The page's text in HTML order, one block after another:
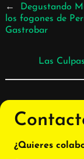
←
Degustando
los fogones de
Gastrobar
Las
¿Quieres